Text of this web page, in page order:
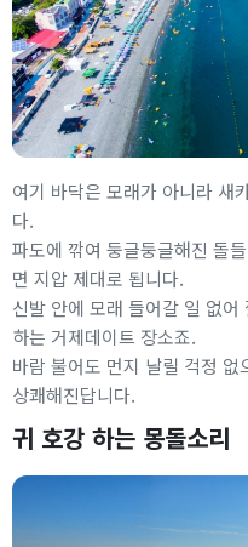
여기 바닥은 모래가 아니라 새
다.
파도에 깎여 둥글둥글해진 돌
면 지압 제대로 됩니다.
신발 안에 모래 들어갈 일 없
하는 거제데이트 장소죠.
바람 불어도 먼지 날릴 걱정
상쾌해진답니다.
귀 호강 하는 몽돌소리